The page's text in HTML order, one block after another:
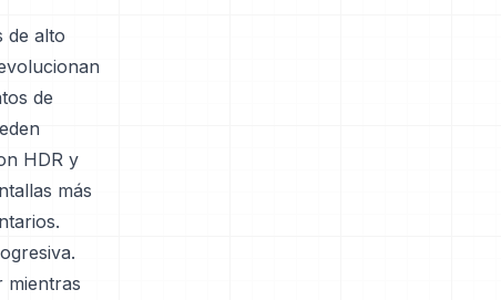
de alto
de
HDR y
más
mientras